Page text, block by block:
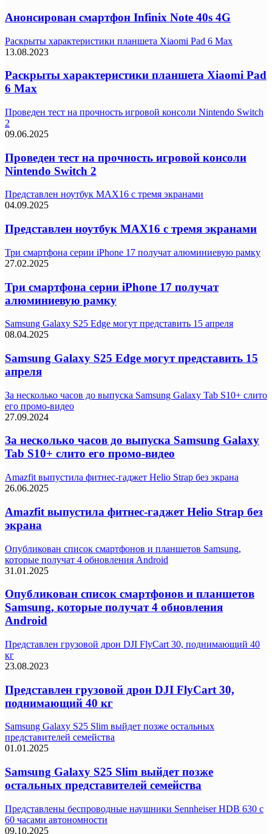
Анонсирован смартфон Infinix Note 40s 4G
Раскрыты характеристики планшета Xiaomi Pad 6 Max
13.08.2023
Раскрыты характеристики планшета Xiaomi Pad
6 Max
Проведен тест на прочность игровой консоли Nintendo Switch
2
09.06.2025
Проведен тест на прочность игровой консоли
Nintendo Switch 2
Представлен ноутбук MAX16 с тремя экранами
04.09.2025
Представлен ноутбук MAX16 с тремя экранами
Три смартфона серии iPhone 17 получат алюминиевую рамку
27.02.2025
Три смартфона серии iPhone 17 получат
алюминиевую рамку
Samsung Galaxy S25 Edge могут представить 15 апреля
08.04.2025
Samsung Galaxy S25 Edge могут представить 15
апреля
За несколько часов до выпуска Samsung Galaxy Tab S10+ слито
его промо-видео
27.09.2024
За несколько часов до выпуска Samsung Galaxy
Tab S10+ слито его промо-видео
Amazfit выпустила фитнес-гаджет Helio Strap без экрана
26.06.2025
Amazfit выпустила фитнес-гаджет Helio Strap без
экрана
Опубликован список смартфонов и планшетов Samsung,
которые получат 4 обновления Android
31.01.2025
Опубликован список смартфонов и планшетов
Samsung, которые получат 4 обновления
Android
Представлен грузовой дрон DJI FlyCart 30, поднимающий 40
кг
23.08.2023
Представлен грузовой дрон DJI FlyCart 30,
поднимающий 40 кг
Samsung Galaxy S25 Slim выйдет позже остальных
представителей семейства
01.01.2025
Samsung Galaxy S25 Slim выйдет позже
остальных представителей семейства
Представлены беспроводные наушники Sennheiser HDB 630 с
60 часами автономности
09.10.2025